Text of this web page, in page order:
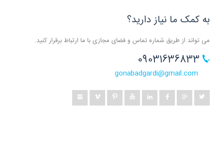
به کمک ما نیاز دارید؟
می تواند از طریق شماره تماس و فضای مجازی با ما ارتباط برقرار کنید.
gonabadgardi@gmail.com